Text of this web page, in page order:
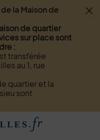
la Maison de
de quartier
sur place sont
:
transférée
au 1, rue
quartier et la
sont
à l'accueil